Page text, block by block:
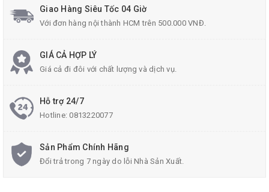
Giao Hàng Siêu Tốc 04 Giờ
Với đơn hàng nội thành HCM trên 500.000 VNĐ.
GIÁ CẢ HỢP LÝ
Giá cả đi đôi với chất lượng và dịch vụ.
Hỗ trợ 24/7
Hotline:0813220077
Sản Phẩm Chính Hãng
Đổi trả trong 7 ngày do lỗi Nhà Sản Xuất.